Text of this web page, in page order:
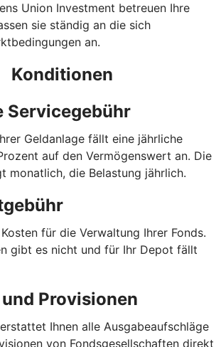
Union Investment betreuen Ihre
sie ständig an die sich
an.
Konditionen
Servicegebühr
Geldanlage fällt eine jährliche
auf den Vermögenswert an. Die
monatlich, die Belastung jährlich.
für die Verwaltung Ihrer Fonds.
gibt es nicht und für Ihr Depot fällt
Provisionen
Ihnen alle Ausgabe­auf­schläge
von Fondsgesellschaften direkt